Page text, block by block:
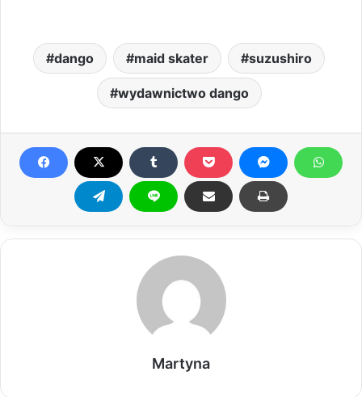
dango maid skater suzushiro
wydawnictwo dango
Martyna